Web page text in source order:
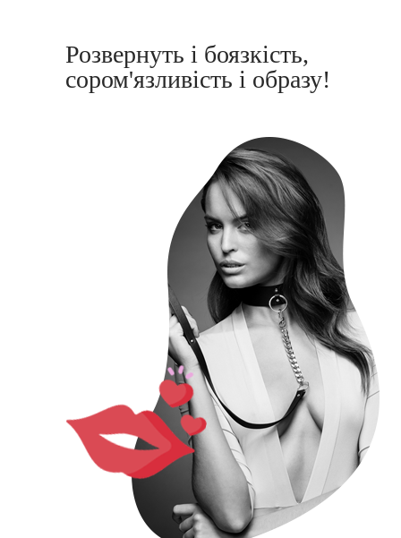
Розвернуть і боязкість,
сором'язливість і образу!